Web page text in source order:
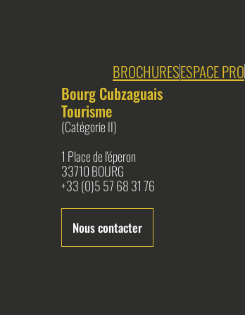
BROCHURESESPACE PRO
Bourg Cubzaguais
Tourisme
(Catégorie II)
1 Place de l'éperon
33710 BOURG
+33 (0)5 57 68 31 76
Nous contacter